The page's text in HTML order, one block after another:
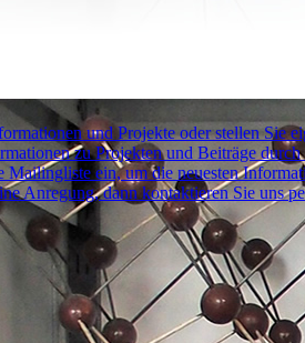
und Projekte oder stellen Sie
zu Projekten und Beiträge durch
Mailingliste ein, um die neuesten
Anregung, dann kontaktieren Sie uns